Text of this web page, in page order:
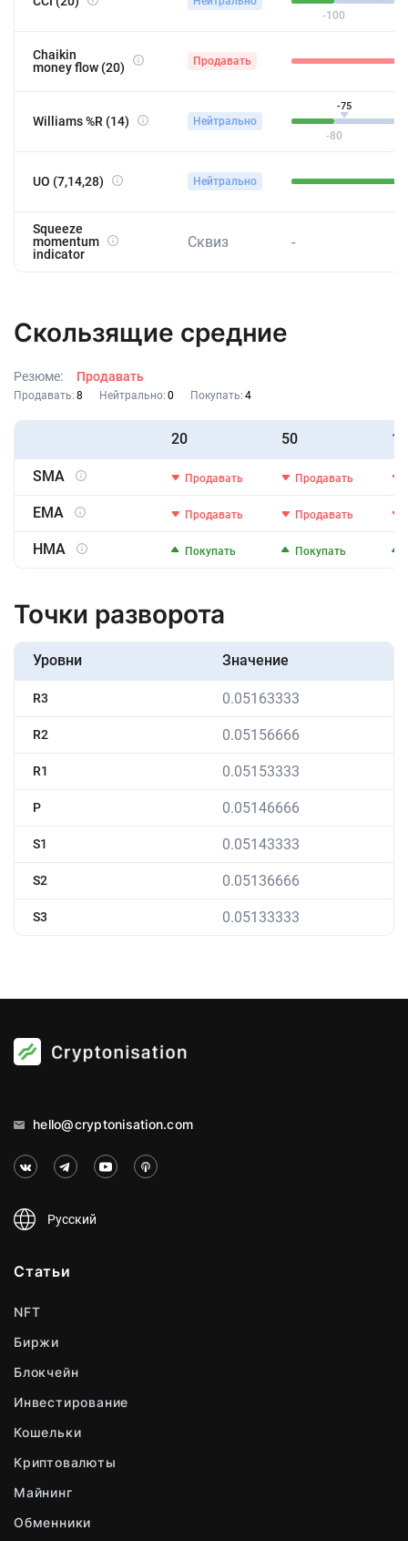
-100
Chaikin
money flow (20)
Продавать
Williams %R (14) Нейтрально
-75
-80
UO (7,14,28) Нейтрально
Squeeze
momentum
indicator
Сквиз -
Скользящие средние
Резюме: Продавать
Продавать: 8 Нейтрально: 0 Покупать: 4
20 50
SMA Продавать Продавать
EMA Продавать Продавать
HMA Покупать Покупать
Точки разворота
Уровни Значение
R3 0.05163333
R2 0.05156666
R1 0.05153333
P 0.05146666
S1 0.05143333
S2 0.05136666
S3 0.05133333
hello@cryptonisation.com
Русский
Статьи
NFT
Биржи
Блокчейн
Инвестирование
Кошельки
Криптовалюты
Майнинг
Обменники